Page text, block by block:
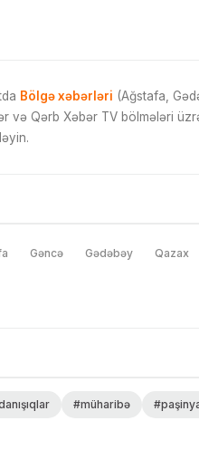
Bölgə xəbərləri (Ağstafa,
Qərb Xəbər TV bölmələri
Gəncə Gədəbəy Qazax
#müharibə